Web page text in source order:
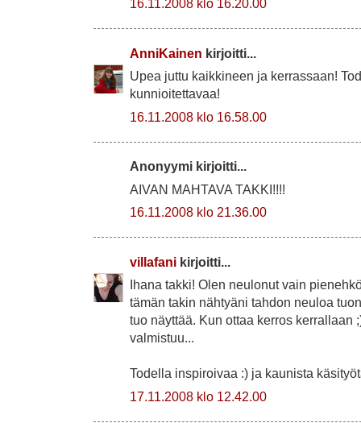
16.11.2008 klo 16.20.00
AnniKainen kirjoitti...
Upea juttu kaikkineen ja kerrassaan!
kunnioitettavaa!
16.11.2008 klo 16.58.00
Anonyymi kirjoitti...
AIVAN MAHTAVA TAKKI!!!!
16.11.2008 klo 21.36.00
villafani kirjoitti...
Ihana takki! Olen neulonut vain
tämän takin nähtyäni tahdon neuloa
tuo näyttää. Kun ottaa kerros kerrallaan
valmistuu...
Todella inspiroivaa :) ja kaunista
17.11.2008 klo 12.42.00